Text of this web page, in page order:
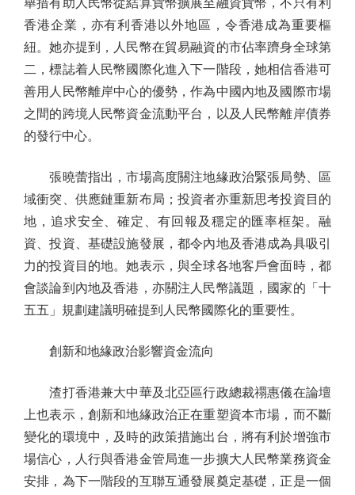
香港企業，亦有利香港以外地區，令香港成為重要樞
紐。她亦提到，人民幣在貿易融資的市佔率躋身全球第
二，標誌着人民幣國際化進入下一階段，她相信香港可
善用人民幣離岸中心的優勢，作為中國內地及國際市場
之間的跨境人民幣資金流動平台，以及人民幣離岸債券
的發行中心。
張曉蕾指出，市場高度關注地緣政治緊張局勢、區
域衝突、供應鏈重新布局；投資者亦重新思考投資目的
地，追求安全、確定、有回報及穩定的匯率框架。融
資、投資、基礎設施發展，都令內地及香港成為具吸引
力的投資目的地。她表示，與全球各地客戶會面時，都
會談論到內地及香港，亦關注人民幣議題，國家的「十
五五」規劃建議明確提到人民幣國際化的重要性。
創新和地緣政治影響資金流向
渣打香港兼大中華及北亞區行政總裁禤惠儀在論壇
上也表示，創新和地緣政治正在重塑資本市場，而不斷
變化的環境中，及時的政策措施出台，將有利於增強市
場信心，人行與香港金管局進一步擴大人民幣業務資金
安排，為下一階段的互聯互通發展奠定基礎，正是一個